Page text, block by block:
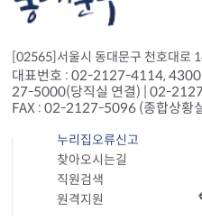
[02565]서울시 동대문구 천호대로
대표번호 : 02-2127-4114,
27-5000(당직실 연결) | 02-
FAX : 02-2127-5096 (종합상황
누리집오류신고
찾아오시는길
직원검색
원격지원